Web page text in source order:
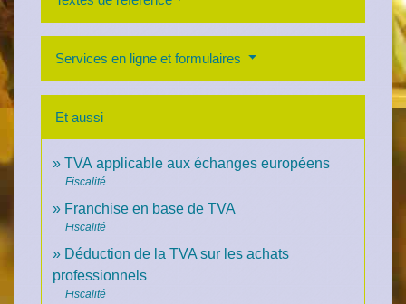
Services en ligne et formulaires
Et aussi
TVA applicable aux échanges européens
Fiscalité
Franchise en base de TVA
Fiscalité
Déduction de la TVA sur les achats
professionnels
Fiscalité